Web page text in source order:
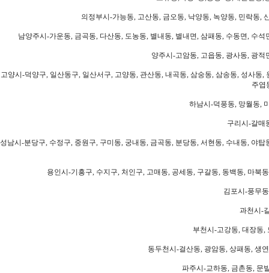
의정부시-가능동, 고산동, 금오동, 낙양동, 녹양동, 민락동,
남양주시-가운동, 금곡동, 다산동, 도농동, 별내동, 별내면, 삼패동, 수동면, 수
양주시-고암동, 고읍동, 광사동, 광
고양시-덕양구, 일산동구, 일산서구, 고양동, 관산동, 내곡동, 삼숭동, 삼송동, 성사
주엽
하남시-덕풍동, 망월동,
구리시-갈매
성남시-분당구, 수정구, 중원구, 구미동, 궁내동, 금곡동, 분당동, 서현동, 수내동, 야
용인시-기흥구, 수지구, 처인구, 고매동, 공세동, 구갈동, 동백동, 마북
김포시-풍무
과천시-
부천시-고강동, 대장동,
동두천시-걸산동, 광암동, 상패동, 생
파주시-교하동, 금촌동, 문